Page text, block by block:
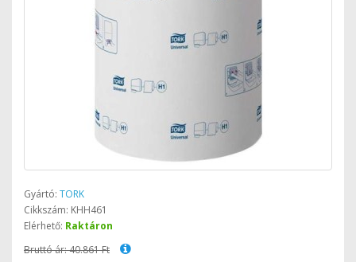
Gyártó: TORK
Cikkszám: KHH461
Elérhető: Raktáron
Bruttó ár: 40.861 Ft